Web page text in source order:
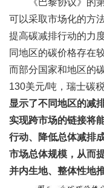
可以采取市场化的方
提高碳减排行动的力
同地区的碳价格存在
而部分国家和地区的
130美元/吨，瑞士碳
显示了不同地区的减
实现跨市场的链接将
行动、降低总体减排
市场总体规模，从而
并内生地、整体性地